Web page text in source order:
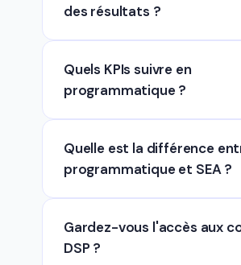
des résultats ?
Quels KPIs suivre en
programmatique ?
Quelle est la différence
programmatique et SEA ?
Gardez-vous l'accès aux
DSP ?